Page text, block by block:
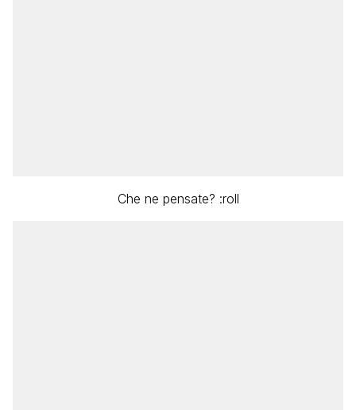
Che ne pensate? :roll